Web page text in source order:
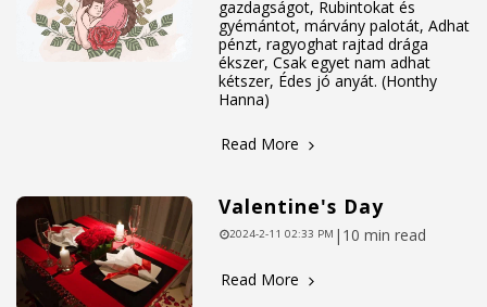
gazdagságot, Rubintokat és
gyémántot, márvány palotát, Adhat
pénzt, ragyoghat rajtad drága
ékszer, Csak egyet nam adhat
kétszer, Édes jó anyát. (Honthy
Hanna)
Read More
Valentine's Day
2024-2-11 02:33 PM | 10 min read
Read More